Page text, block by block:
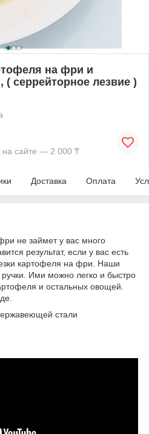
на фри и
( серрейторное лезвие )
на сайте — 2 000 ₸
Доставка Оплата
не займет у вас много
результат, если у вас есть
картофеля на фри. Наши
Ими можно легко и быстро
и остальных овощей.
стали